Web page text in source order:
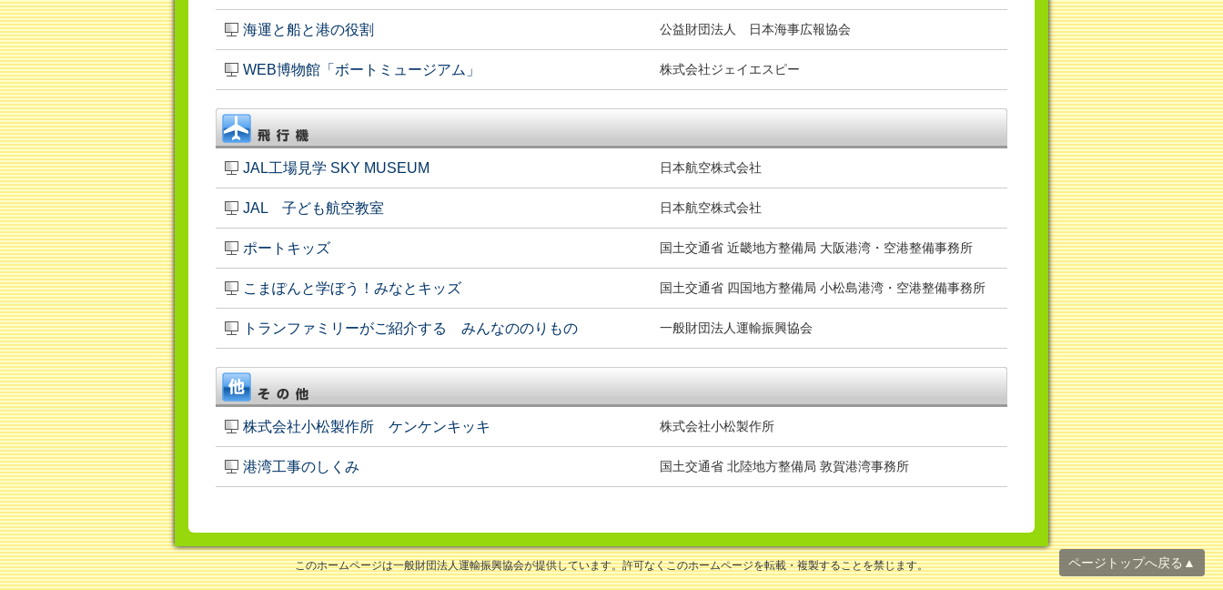
海運と船と港の役割 公益財団法人 日本海事広報協会
WEB博物館「ボートミュージアム」 株式会社ジェイエスピー
JAL工場見学 SKY MUSEUM 日本航空株式会社
JAL 子ども航空教室 日本航空株式会社
ポートキッズ 国土交通省 近畿地方整備局 大阪港湾・空港整備事務所
こまぽんと学ぼう！みなとキッズ 国土交通省 四国地方整備局 小松島港湾・空港整備事務所
トランファミリーがご紹介する みんなののりもの 一般財団法人運輸振興協会
株式会社小松製作所 ケンケンキッキ 株式会社小松製作所
港湾工事のしくみ 国土交通省 北陸地方整備局 敦賀港湾事務所
ページトップへ戻る▲
このホームページは一般財団法人運輸振興協会が提供しています。許可なくこのホームページを転載・複製することを禁じます。